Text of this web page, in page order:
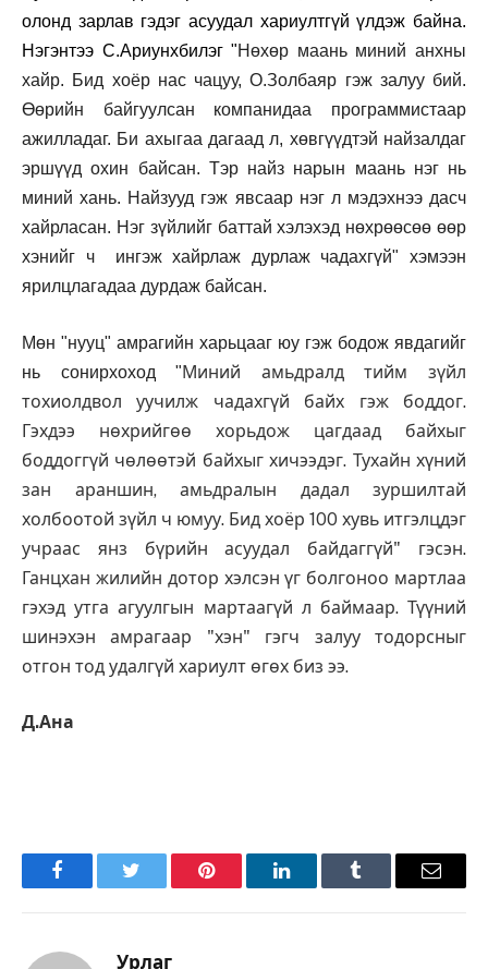
олонд зарлав гэдэг асуудал хариултгүй үлдэж байна.
Нэгэнтээ С.Ариунхбилэг "Нөхөр маань миний анхны
хайр. Бид хоёр нас чацуу, О.Золбаяр гэж залуу бий.
Өөрийн байгуулсан компанидаа программистаар
ажилладаг. Би ахыгаа дагаад л, хөвгүүдтэй найзалдаг
эршүүд охин байсан. Тэр найз нарын маань нэг нь
миний хань. Найзууд гэж явсаар нэг л мэдэхнээ дасч
хайрласан. Нэг зүйлийг баттай хэлэхэд нөхрөөсөө өөр
хэнийг ч ингэж хайрлаж дурлаж чадахгүй" хэмээн
ярилцлагадаа дурдаж байсан.
Мөн "нууц" амрагийн харьцааг юу гэж бодож явдагийг
нь сонирхоход "Миний амьдралд тийм зүйл
тохиолдвол уучилж чадахгүй байх гэж боддог.
Гэхдээ нөхрийгөө хорьдож цагдаад байхыг
боддоггүй чөлөөтэй байхыг хичээдэг. Тухайн хүний
зан араншин, амьдралын дадал зуршилтай
холбоотой зүйл ч юмуу. Бид хоёр 100 хувь итгэлцдэг
учраас янз бүрийн асуудал байдаггүй" гэсэн.
Ганцхан жилийн дотор хэлсэн үг болгоноо мартлаа
гэхэд утга агуулгын мартаагүй л баймаар. Түүний
шинэхэн амрагаар "хэн" гэгч залуу тодорсныг
отгон тод удалгүй хариулт өгөх биз ээ.
Д.Ана
FacebookTwitter Pinterest LinkedInTumblr Имэйл
Урлаг